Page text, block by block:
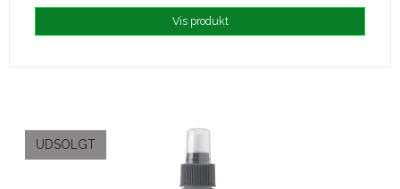
Vis produkt
UDSOLGT